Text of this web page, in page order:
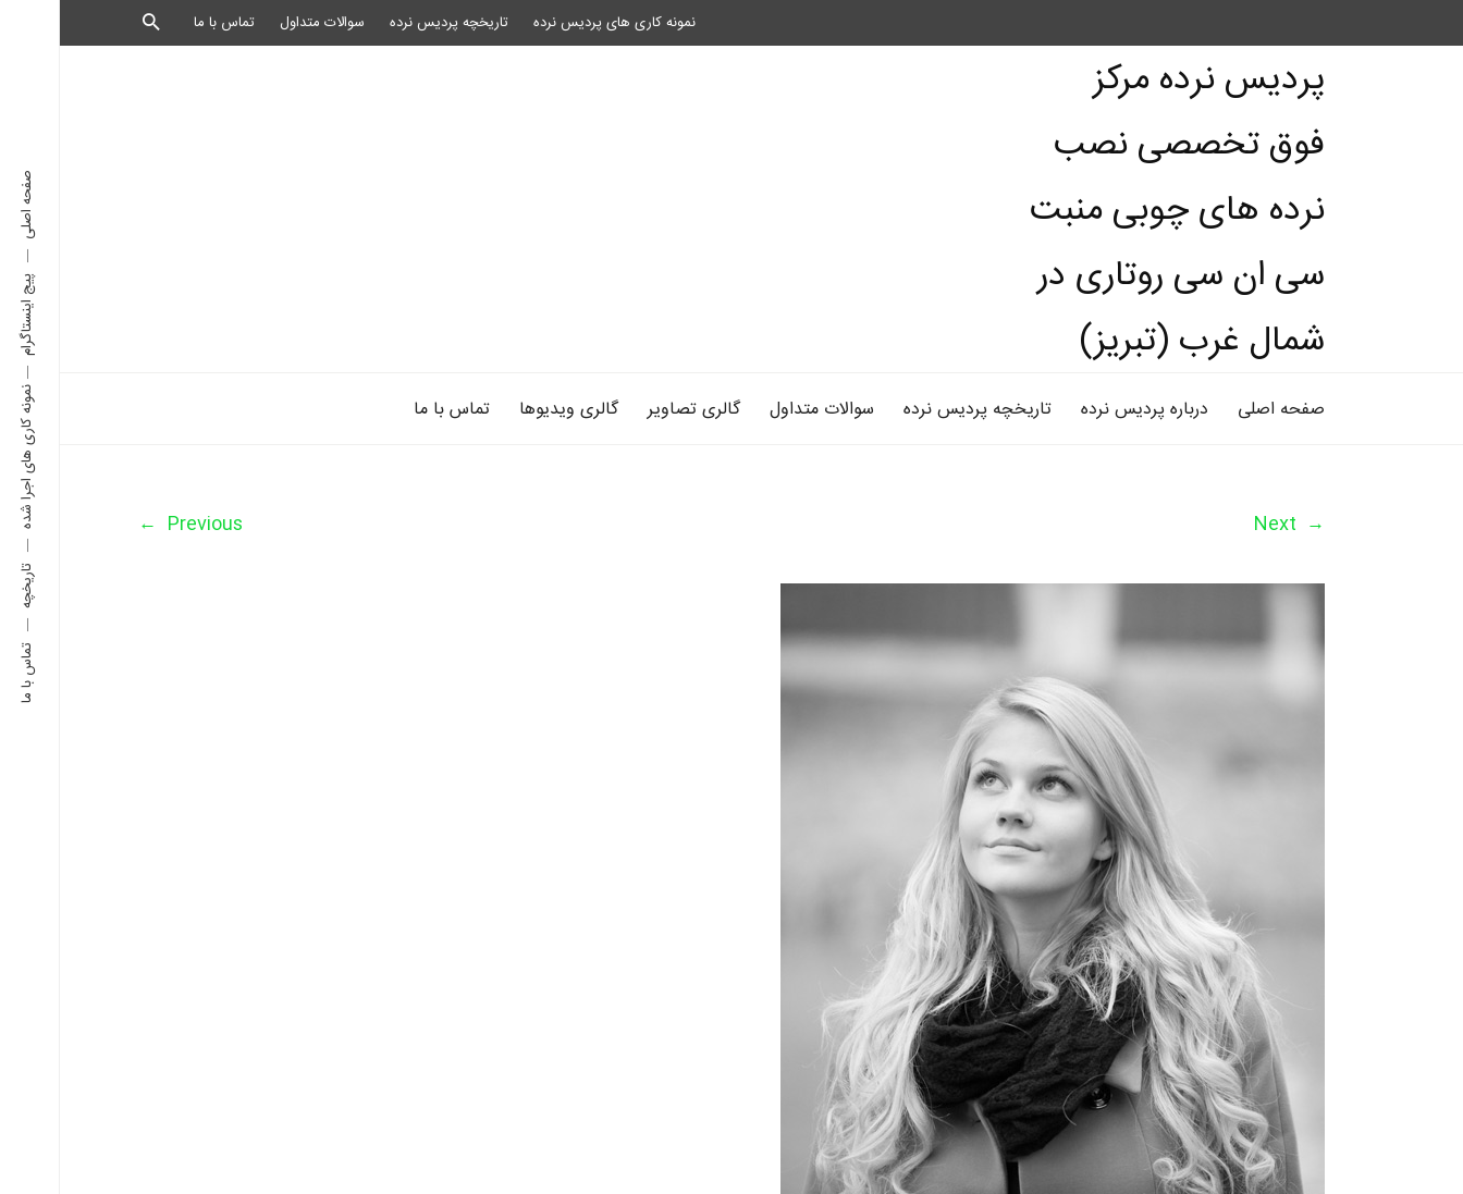
نمونه کاری های پردیس نرده تاریخچه پردیس نرده سوالات متداول تماس با ما
پردیس نرده مرکز
فوق تخصصی نصب
نرده های چوبی منبت
سی ان سی روتاری در
شمال غرب (تبریز)
صفحه اصلی درباره پردیس نرده تاریخچه پردیس نرده سوالات متداول گالری تصاویر گالری ویدیوها تماس با ما
← Previous Next →
صفحه اصلی
پیج اینستاگرام
نمونه کاری های اجرا شده
تاریخچه
تماس با ما